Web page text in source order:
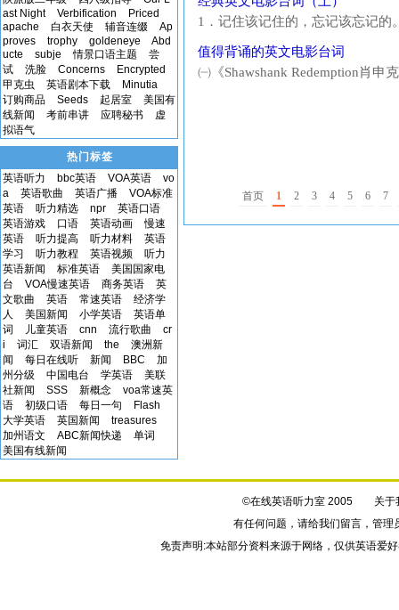
me. Answer...
1．记住该记住的，忘记该忘记的
能冲刷一切的除了眼泪...
值得背诵的英文电影台词
㈠《Shawshank Redemption肖申
首页 1 2 3 4 5 6 7
ast Night
Verbification
Priced
apache
白衣天使 辅音连缀
Ap
proves
trophy goldeneye
Abd
ucte
subje 情景口语主题
尝
试
洗脸 Concerns
Encrypted
甲克虫
英语剧本下载
Minutia
订购商品
Seeds 起居室
美国有
线新闻
考前串讲 应聘秘书
虚
拟语气
热门标签
英语听力
bbc英语 VOA英语
vo
a
英语歌曲 英语广播
VOA标准
英语
听力精选 npr
英语口语
英语游戏
口语 英语动画
慢速
英语
听力提高 听力材料
英语
学习
听力教程 英语视频
听力
英语新闻
标准英语
美国国家电
台
VOA慢速英语 商务英语
英
文歌曲
英语 常速英语
经济学
人
美国新闻 小学英语
英语单
词
儿童英语 cnn 流行歌曲
cr
i
词汇 双语新闻 the
澳洲新
闻
每日在线听 新闻 BBC
加
州分级
中国电台 学英语
美联
社新闻
SSS 新概念
voa常速英
语
初级口语 每日一句
Flash
大学英语
英国新闻
treasures
加州语文
ABC新闻快递
单词
美国有线新闻
©在线英语听力室 2005 关于
有任何问题，请给我们留言，管理
免责声明:本站部分资料来源于网络，仅供英语爱